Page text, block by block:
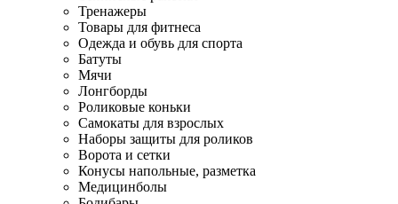
Тренажеры
Товары для фитнеса
Одежда и обувь для спорта
Батуты
Мячи
Лонгборды
Роликовые коньки
Самокаты для взрослых
Наборы защиты для роликов
Ворота и сетки
Конусы напольные, разметка
Медицинболы